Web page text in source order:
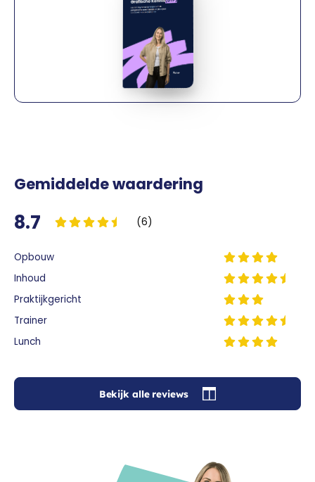
Gemiddelde waardering
8.7 (6)
Opbouw
Inhoud
Praktijkgericht
Trainer
Lunch
Bekijk alle reviews